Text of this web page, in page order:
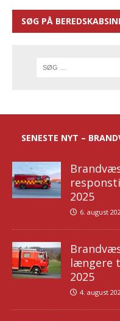
SØG PÅ
SENESTE NYT –
2025
6. august
længere
2025
4. august